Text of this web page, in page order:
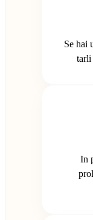
Se hai
tarli
In